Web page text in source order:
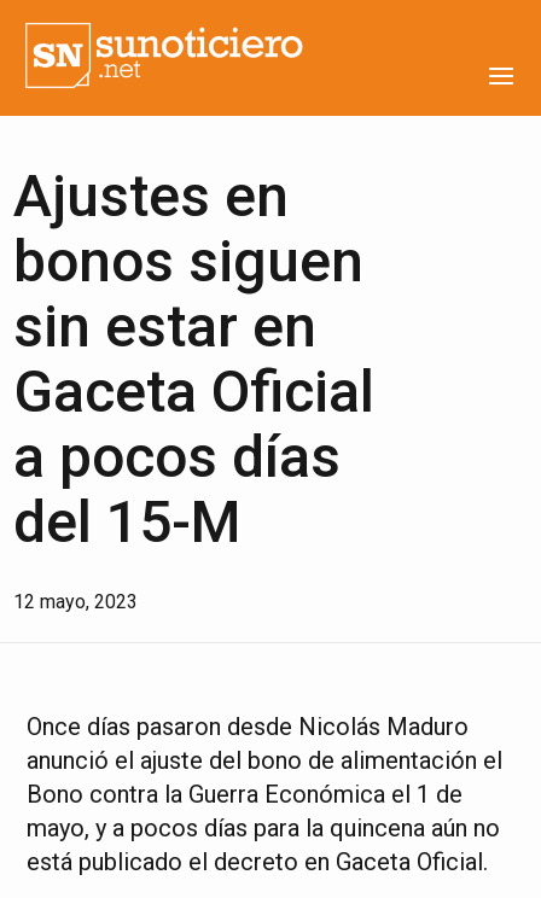
Ajustes en
bonos siguen
sin estar en
Gaceta Oficial
a pocos días
del 15-M
12 mayo, 2023
Once días pasaron desde Nicolás Maduro
anunció el ajuste del bono de alimentación el
Bono contra la Guerra Económica el 1 de
mayo, y a pocos días para la quincena aún no
está publicado el decreto en Gaceta Oficial.